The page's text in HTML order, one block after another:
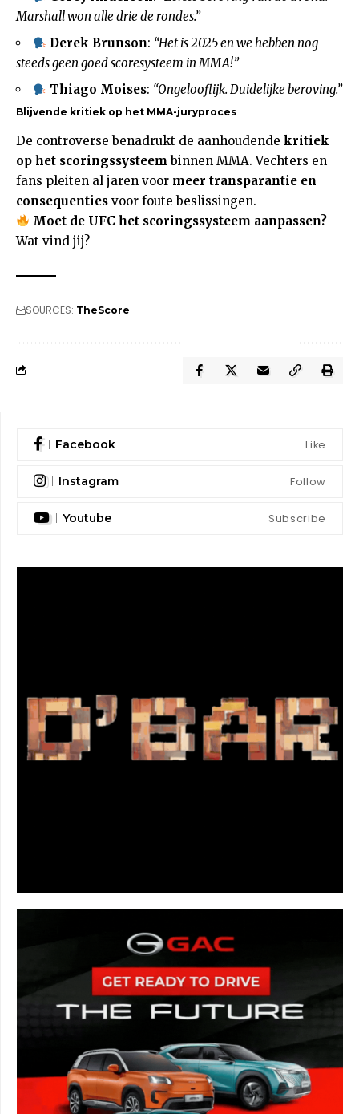
Marshall won alle drie de rondes.”
Derek Brunson: “Het is 2025 en we hebben nog
steeds geen goed scoresysteem in MMA!”
Thiago Moises: “Ongelooflijk. Duidelijke beroving.”
Blijvende kritiek op het MMA-juryproces
De controverse benadrukt de aanhoudende kritiek
op het scoringssysteem binnen MMA. Vechters en
fans pleiten al jaren voor meer transparantie en
consequenties voor foute beslissingen.
Moet de UFC het scoringssysteem aanpassen?
Wat vind jij?
SOURCES: TheScore
Facebook Like
Instagram Follow
Youtube Subscribe